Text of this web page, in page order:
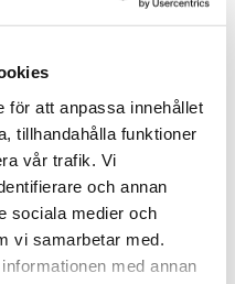
för att anpassa innehållet
tillhandahålla funktioner
vår trafik. Vi
och annan
sociala medier och
vi samarbetar med.
med annan
Pris kr